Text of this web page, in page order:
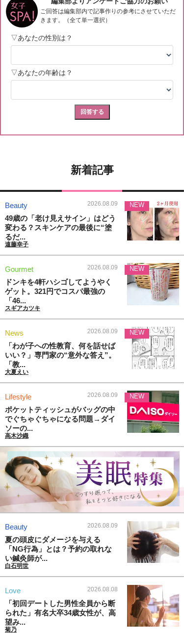
新着記事
Beauty 2026.08.09
49歳の「老け見えサイン」はどう
変わる？スキンケアの最後に“塗
るだ...
遠藤幸子
NEW
Gourmet 2026.08.09
ドンキを4軒ハシゴしてようやく
ゲット。321円でコスパ最強の
「46...
スギアカツキ
NEW
News 2026.08.09
「わが子への性教育、何を話せば
いい？」専門家の“意外な答え”。
「教...
大夏えい
NEW
Lifestyle 2026.08.09
ポケットティッシュがバッグの中
でぐちゃぐちゃになる問題→ダイ
ソーの...
高木沙織
NEW
Beauty 2026.08.09
夏の頭皮にダメージを与える
「NG行為」とは？予約の取れな
い鍼灸師が...
白石明世
Love 2026.08.08
「初回デートした男性全員から断
られた」有名大卒34歳女性が、高
望み...
菊乃